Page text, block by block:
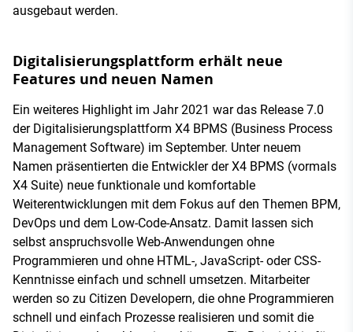
ausgebaut werden.
Digitalisierungsplattform erhält neue
Features und neuen Namen
Ein weiteres Highlight im Jahr 2021 war das Release 7.0
der Digitalisierungsplattform X4 BPMS (Business Process
Management Software) im September. Unter neuem
Namen präsentierten die Entwickler der X4 BPMS (vormals
X4 Suite) neue funktionale und komfortable
Weiterentwicklungen mit dem Fokus auf den Themen BPM,
DevOps und dem Low-Code-Ansatz. Damit lassen sich
selbst anspruchsvolle Web-Anwendungen ohne
Programmieren und ohne HTML-, JavaScript- oder CSS-
Kenntnisse einfach und schnell umsetzen. Mitarbeiter
werden so zu Citizen Developern, die ohne Programmieren
schnell und einfach Prozesse realisieren und somit die